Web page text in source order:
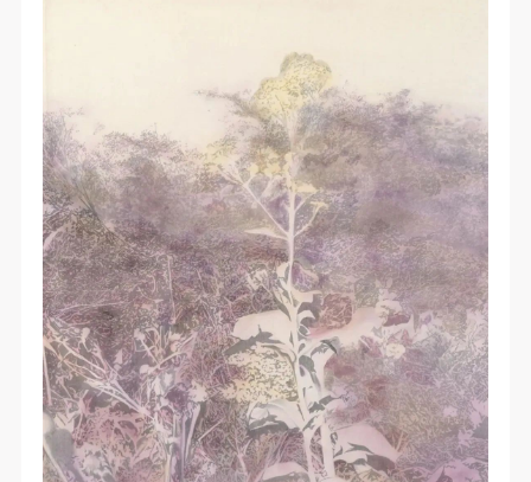
登录
可使用雅昌艺术网会员账户登录